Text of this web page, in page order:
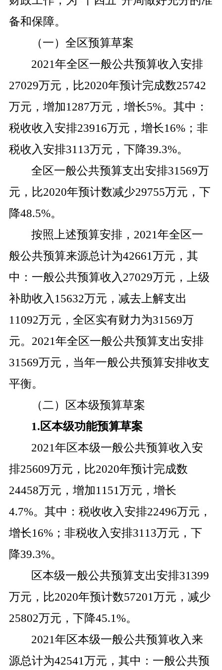
备和保障。
（一）全区预算草案
2021年全区一般公共预算收入安排
27029万元，比2020年预计完成数25742
万元，增加1287万元，增长5%。其中：
税收收入安排23916万元，增长16%；非
税收入安排3113万元，下降39.3%。
全区一般公共预算支出安排31569万
元，比2020年预计数减少29755万元，下
降48.5%。
按照上述预算安排， 2021年全区一
般公共预算来源总计为42661万元，其
中：一般公共预算收入27029万元，上级
补助收入 15632万元，减去上解支出
11092万元，全区实有财力为31569万
元。 2021年全区一般公共预算支出安排
31569万元，当年一般公共预算安排收支
平衡。
（二）区本级预算草案
1. 区本级功能预算草案
2021年区本级一般公共预算收入安
排25609万元，比2020年预计完成数
24458万元，增加1151万元，增长
4.7%。其中：税收收入安排22496万元，
增长16%；非税收入安排3113万元，下
降39.3%。
区本级一般公共预算支出安排31399
万元，比2020年预计数57201万元，减少
25802万元，下降45.1%。
2021年区本级一般公共预算收入来
源总计为42541万元，其中：一般公共预